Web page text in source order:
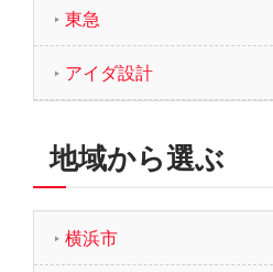
東急
アイダ設計
地域から選ぶ
横浜市